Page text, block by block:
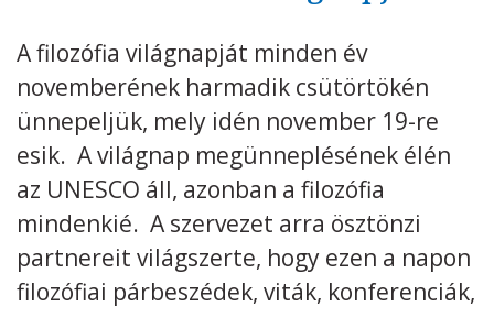
Kövess minket unescohungary
Adatkezelési tájékoztató Impresszum
Technikai információk
A filozófia világnapját minden év
novemberének harmadik csütörtökén
ünnepeljük, mely idén november 19-re
esik. A világnap megünneplésének élén
az UNESCO áll, azonban a filozófia
mindenkié. A szervezet arra ösztönzi
partnereit világszerte, hogy ezen a napon
filozófiai párbeszédek, viták, konferenciák,